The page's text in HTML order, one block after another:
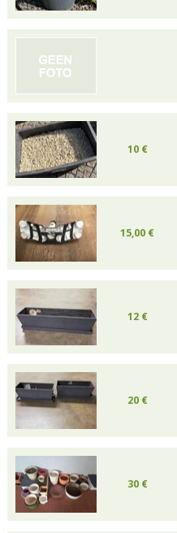
10 €
15,00 €
12 €
20 €
30 €